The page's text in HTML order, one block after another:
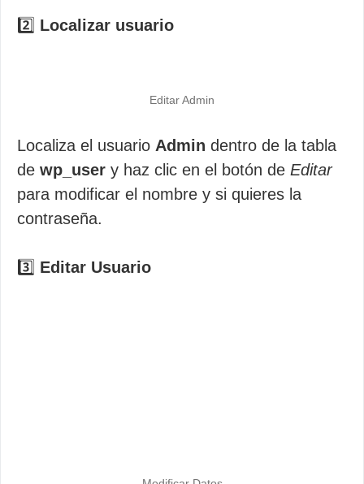
2️⃣ Localizar usuario
Editar Admin
Localiza el usuario Admin dentro de la tabla
de wp_user y haz clic en el botón de Editar
para modificar el nombre y si quieres la
contraseña.
3️⃣ Editar Usuario